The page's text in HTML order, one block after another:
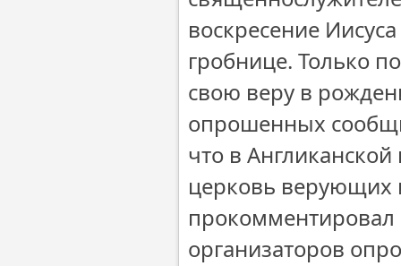
воскресение
гробнице. Только
свою веру в
опрошенных
что в
церковь верующих
организаторов